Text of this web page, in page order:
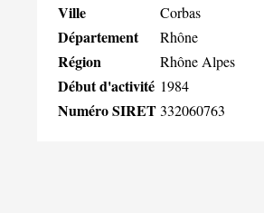
Ville Corbas
Département Rhône
Région Rhône Alpes
Début d'activité 1984
Numéro SIRET332060763